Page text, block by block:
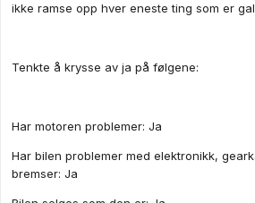
ikke ramse opp hver eneste ting som er
Tenkte å krysse av ja på følgene:
Har motoren problemer: Ja
Har bilen problemer med elektronikk,
bremser: Ja